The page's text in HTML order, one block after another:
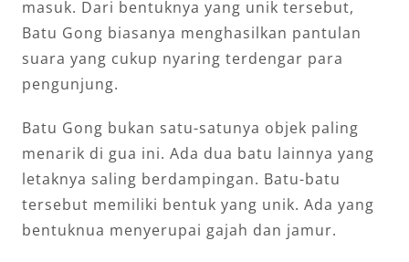
masuk. Dari bentuknya yang unik tersebut,
Batu Gong biasanya menghasilkan pantulan
suara yang cukup nyaring terdengar para
pengunjung.
Batu Gong bukan satu-satunya objek paling
menarik di gua ini. Ada dua batu lainnya yang
letaknya saling berdampingan. Batu-batu
tersebut memiliki bentuk yang unik. Ada yang
bentuknua menyerupai gajah dan jamur.